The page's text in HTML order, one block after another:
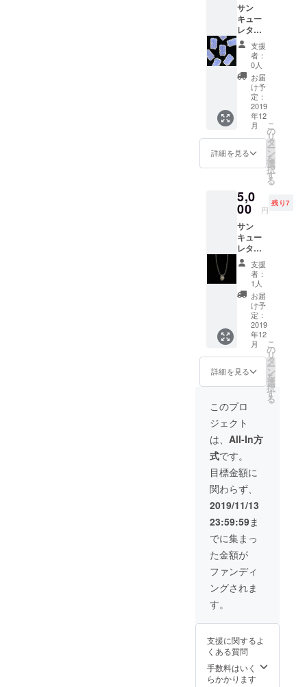
サン
キュー
レター
＋オリ
ジナル
ステッ
カー
支援
者：
0人
お届
け予
定：
2019
年12
月
詳細を見る
こ
の
リ
タ
ー
ン
を
選
択
す
る
5,0
00 円
残り7
サン
キュー
レター
＋セレ
クトア
クセサ
リーor
クリエ
イター
様との
コラボ
商品ピ
ルケー
ス(画像
5枚目)
メン
バーが
韓国に
行き直
接セレ
クトし
て買い
付けて
きたア
クセサ
リーと
共にリ
ターン
させて
いただ
きま
す。 ※
画像の
中から
びリ
させて
いただ
きま
す。ク
支援
者：
1人
お届
け予
定：
2019
年12
月
詳細を見る
こ
の
リ
タ
ー
ン
を
選
択
す
る
このプロ
ジェクト
は、 All-In方
式です。
目標金額に
関わらず、
2019/11/13
23:59:59ま
でに集まっ
た金額が
ファンディ
ングされま
す。
支援に関するよ
くある質問
手数料はいく
らかかります